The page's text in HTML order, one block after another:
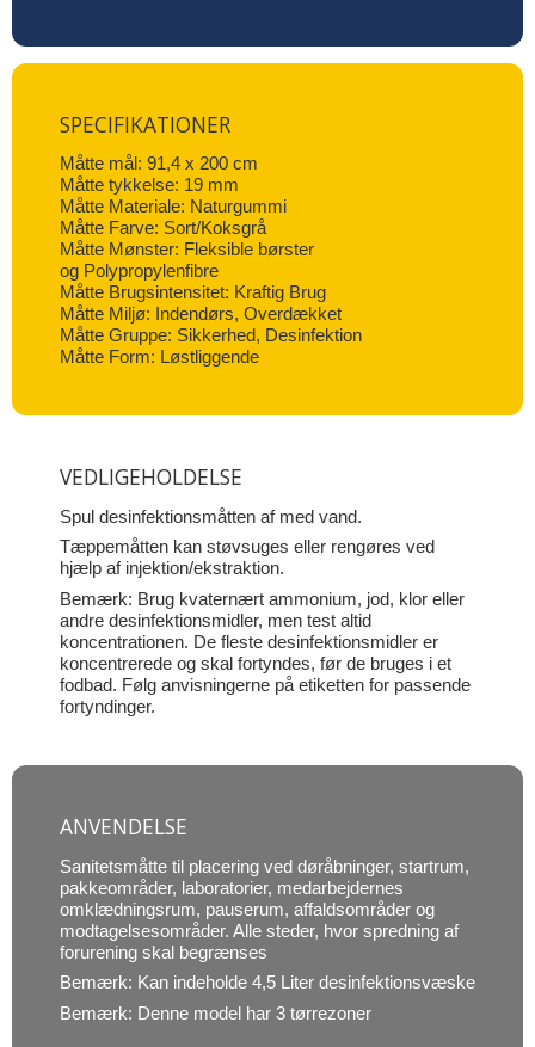
SPECIFIKATIONER
Måtte mål: 91,4 x 200 cm
Måtte tykkelse: 19 mm
Måtte Materiale: Naturgummi
Måtte Farve: Sort/Koksgrå
Måtte Mønster: Fleksible børster
og Polypropylenfibre
Måtte Brugsintensitet: Kraftig Brug
Måtte Miljø: Indendørs, Overdækket
Måtte Gruppe: Sikkerhed, Desinfektion
Måtte Form: Løstliggende
VEDLIGEHOLDELSE
Spul desinfektionsmåtten af med vand.
Tæppemåtten kan støvsuges eller rengøres ved
hjælp af injektion/ekstraktion.
Bemærk: Brug kvaternært ammonium, jod, klor eller
andre desinfektionsmidler, men test altid
koncentrationen. De fleste desinfektionsmidler er
koncentrerede og skal fortyndes, før de bruges i et
fodbad. Følg anvisningerne på etiketten for passende
fortyndinger.
ANVENDELSE
Sanitetsmåtte til placering ved døråbninger, startrum,
pakkeområder, laboratorier, medarbejdernes
omklædningsrum, pauserum, affaldsområder og
modtagelsesområder. Alle steder, hvor spredning af
forurening skal begrænses
Bemærk: Kan indeholde 4,5 Liter desinfektionsvæske
Bemærk: Denne model har 3 tørrezoner